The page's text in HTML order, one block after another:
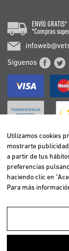
Utilizamos cookies
navegación de los
ENVÍO GRATIS*
*Compras
Síguenos
Utilizamos cookies
mostrarte
a partir de tus
preferencias
haciendo clic en
Para más